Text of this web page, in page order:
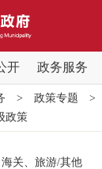
开 政务服务
国务院信息
> 政策专题 >
政策
关、旅游/其他